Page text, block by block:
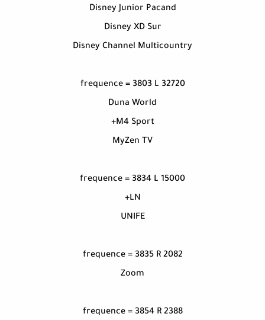
Disney Junior Pacand
Disney XD Sur
Disney Channel Multicountry
frequence = 3803 L 32720
Duna World
M4 Sport+
MyZen TV
frequence = 3834 L 15000
LN+
UNIFE
frequence = 3835 R 2082
Zoom
frequence = 3854 R 2388